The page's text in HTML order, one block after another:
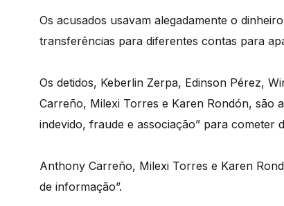
Os acusados usavam alegadamente o
transferências para diferentes contas para
Os detidos, Keberlin Zerpa, Edinson Pérez,
Carreño, Milexi Torres e Karen Rondón, são
indevido, fraude e associação” para cometer
Anthony Carreño, Milexi Torres e Karen
de informação”.